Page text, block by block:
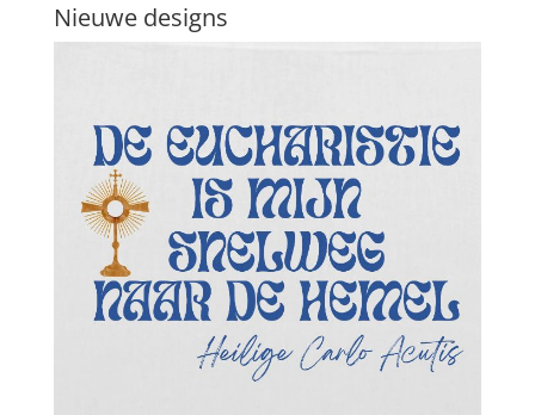
Nieuwe designs